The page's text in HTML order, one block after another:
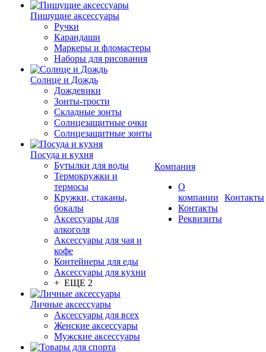
Пишущие аксессуары
Ручки
Карандаши
Маркеры и фломастеры
Наборы для рисования
Солнце и Дождь
Дождевики
Зонты-трости
Складные зонты
Солнцезащитные очки
Солнцезащитные зонты
Посуда и кухня
Бутылки для воды
Термокружки и
термосы
Кружки, стаканы,
бокалы
Аксессуары для
алкоголя
Аксессуары для чая и
кофе
Контейнеры для еды
Аксессуары для кухни
+ ЕЩЕ 2
Личные аксессуары
Аксессуары для всех
Женские аксессуары
Мужские аксессуары
Компания
О
компании
Контакты
Реквизиты
Контакты